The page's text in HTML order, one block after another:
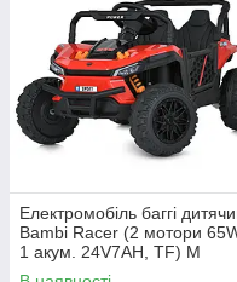
Електромобіль баггі
Bambi Racer (2 мотори
1 акум. 24V7AH, TF) M
5811EBLR-3(24V)